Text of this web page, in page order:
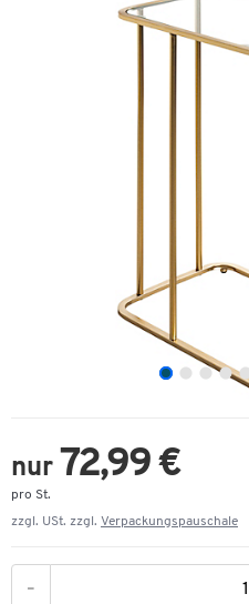
nur 72,99 €
pro St.
zzgl. USt. zzgl. Verpackungspauschale
-